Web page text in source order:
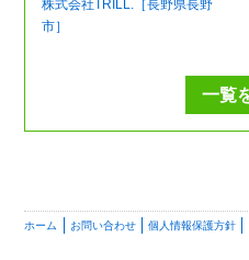
株式会社TRILL.［長野県長野
市］
一覧
ホーム お問い合わせ 個人情報保護方針